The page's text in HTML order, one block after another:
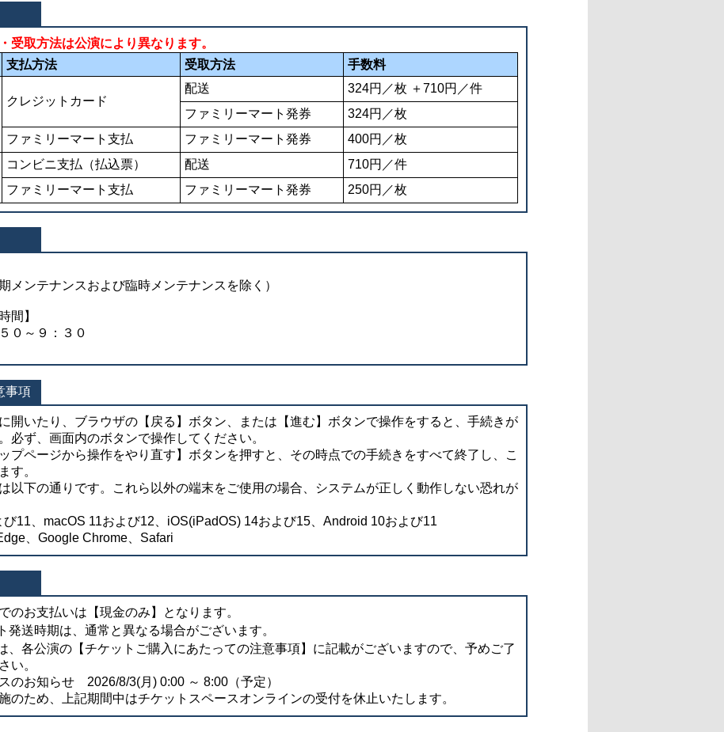
受取方法は公演により異なります。
支払方法 受取方法 手数料
クレジットカード
配送
324円／枚 ＋710円／件
ファミリーマート発券
324円／枚
ファミリーマート支払
ファミリーマート発券 400円／枚
コンビニ支払（払込票） 配送
710円／件
ファミリーマート支払
ファミリーマート発券 250円／枚
ンテナンスおよび臨時メンテナンスを除く）
間】
０～９：３０
事項
開いたり、ブラウザの【戻る】ボタン、または【進む】ボタンで操作をすると、手続きが
必ず、画面内のボタンで操作してください。
プページから操作をやり直す】ボタンを押すと、その時点での手続きをすべて終了し、こ
す。
以下の通りです。これら以外の端末をご使用の場合、システムが正しく動作しない恐れが
11、macOS 11および12、iOS(iPadOS) 14および15、Android 10および11
、Google Chrome、Safari
のお支払いは【現金のみ】となります。
送時期は、通常と異なる場合がございます。
、各公演の【チケットご購入にあたっての注意事項】に記載がございますので、予めご了
い。
お知らせ 2026/8/3(月) 0:00 ～ 8:00（予定）
のため、上記期間中はチケットスペースオンラインの受付を休止いたします。